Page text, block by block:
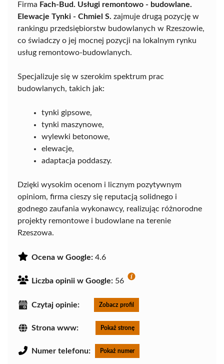
Firma Fach-Bud. Usługi remontowo - budowlane.
Elewacje Tynki - Chmiel S. zajmuje drugą pozycję w
rankingu przedsiębiorstw budowlanych w Rzeszowie,
co świadczy o jej mocnej pozycji na lokalnym rynku
usług remontowo-budowlanych.
Specjalizuje się w szerokim spektrum prac
budowlanych, takich jak:
tynki gipsowe,
tynki maszynowe,
wylewki betonowe,
elewacje,
adaptacja poddaszy.
Dzięki wysokim ocenom i licznym pozytywnym
opiniom, firma cieszy się reputacją solidnego i
godnego zaufania wykonawcy, realizując różnorodne
projekty remontowe i budowlane na terenie
Rzeszowa.
Ocena w Google: 4.6
Liczba opinii w Google: 56
Czytaj opinie: Zobacz profil
Strona www: Pokaż stronę
Numer telefonu: Pokaż numer